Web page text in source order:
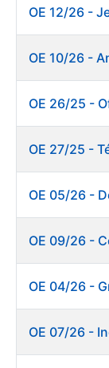
Mostrar/
Mostrar/
Mostrar/
OE 10/26 -
OE 27/25 -
OE 05/26 -